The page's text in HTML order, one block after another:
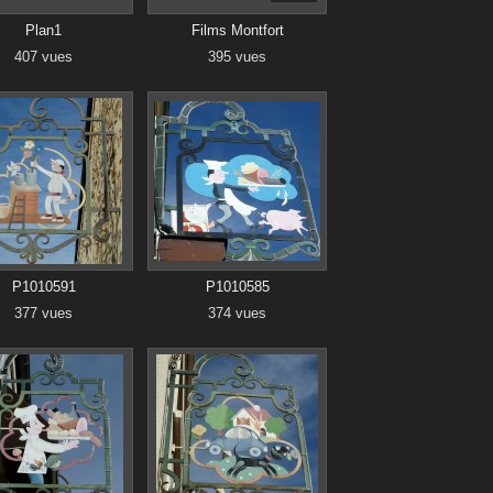
Plan1
407 vues
Films Montfort
395 vues
P1010591
377 vues
P1010585
374 vues